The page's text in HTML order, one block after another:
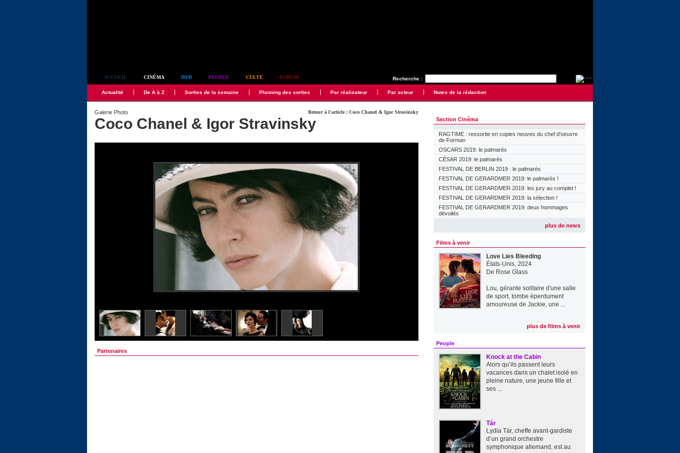
Recherche :
ACCUEIL CINÉMA DVD PEOPLE CULTE FORUM
Actualité De A à Z Sorties de la semaine Planning des sorties Par réalisateur Par acteur Notes de la rédaction
Retour à l'article : Coco Chanel & Igor Stravinsky
Galerie Photo
Coco Chanel & Igor Stravinsky
Partenaires
Section Cinéma
RAGTIME : ressortie en copies neuves du chef d'oeuvre
de Forman
OSCARS 2019: le palmarès
CÉSAR 2019: le palmarès
FESTIVAL DE BERLIN 2019 : le palmarès
FESTIVAL DE GERARDMER 2019: le palmarès !
FESTIVAL DE GERARDMER 2019: les jury au complet !
FESTIVAL DE GERARDMER 2019: la sélection !
FESTIVAL DE GERARDMER 2019: deux hommages
dévoilés
plus de news
Films à venir
Love Lies Bleeding
États-Unis, 2024
De Rose Glass
Lou, gérante solitaire d'une salle
de sport, tombe éperdument
amoureuse de Jackie, une ...
plus de films à venir
People
Knock at the Cabin
Alors qu’ils passent leurs
vacances dans un chalet isolé en
pleine nature, une jeune fille et
ses ...
Tár
Lydia Tár, cheffe avant-gardiste
d’un grand orchestre
symphonique allemand, est au